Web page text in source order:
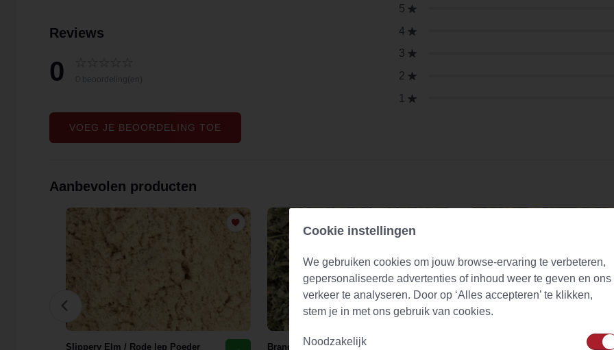
Reviews
0
5
4
3
2
1
VOEG JE BEOORDELING TOE
Aanbevolen producten
Slippery Elm / Rode Iep Poeder
Brandnetelthee (urtica dioica)
Green Ginger Lemon Naturally
Cookie instellingen
We gebruiken cookies om jouw browse-ervaring te verbeteren,
gepersonaliseerde advertenties of inhoud weer te geven en ons
verkeer te analyseren. Door op ‘Alles accepteren’ te klikken,
stem je in met ons gebruik van cookies.
Noodzakelijk